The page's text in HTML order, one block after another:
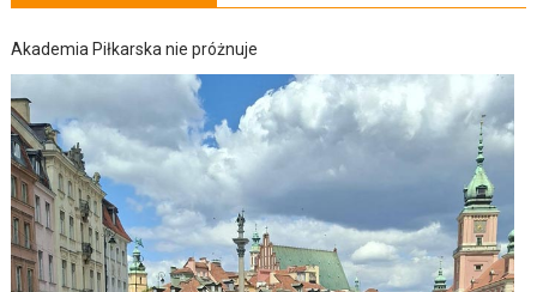
Akademia Piłkarska nie próżnuje